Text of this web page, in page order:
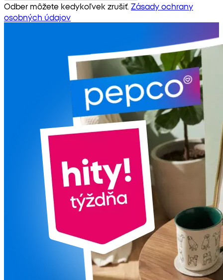
Odber môžete kedykoľvek zrušiť. Zásady ochrany
osobných údajov